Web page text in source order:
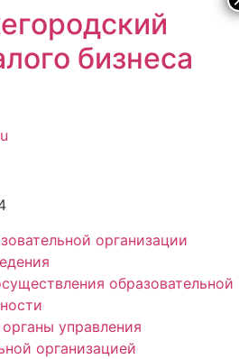
бизнеса
организации
образовательной
управления
организацией